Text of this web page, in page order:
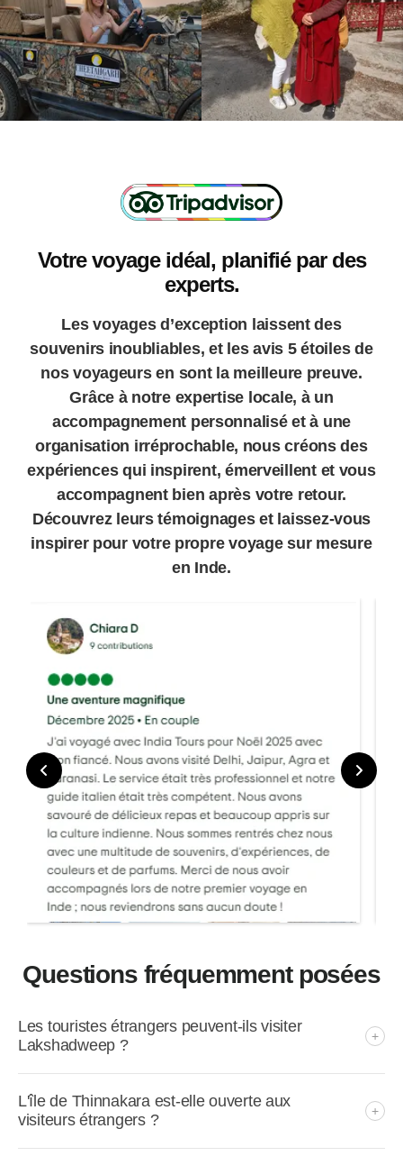
Votre voyage idéal, planifié par des
experts.
Les voyages d’exception laissent des
souvenirs inoubliables, et les avis 5 étoiles de
nos voyageurs en sont la meilleure preuve.
Grâce à notre expertise locale, à un
accompagnement personnalisé et à une
organisation irréprochable, nous créons des
expériences qui inspirent, émerveillent et vous
accompagnent bien après votre retour.
Découvrez leurs témoignages et laissez-vous
inspirer pour votre propre voyage sur mesure
en Inde.
Questions fréquemment posées
Les touristes étrangers peuvent-ils visiter
Lakshadweep ?
L'île de Thinnakara est-elle ouverte aux
visiteurs étrangers ?